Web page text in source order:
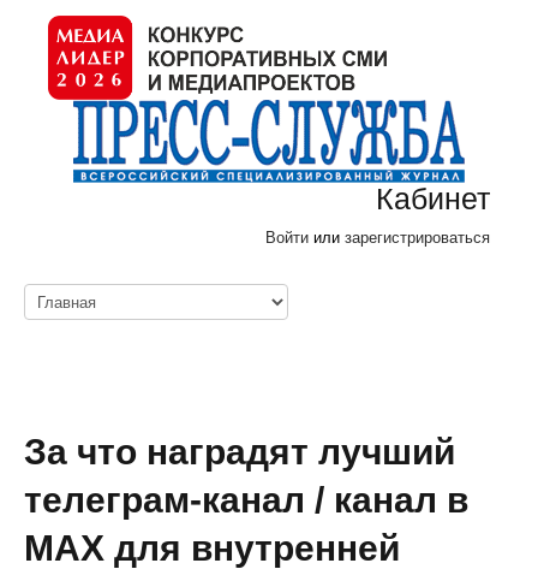
Кабинет
Войти или зарегистрироваться
За что наградят лучший
телеграм-канал / канал в
МАХ для внутренней